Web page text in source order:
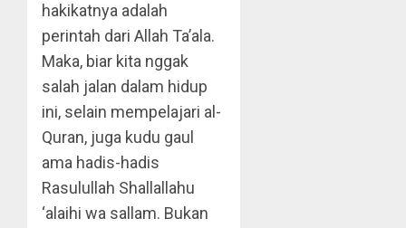
hakikatnya adalah
perintah dari Allah Ta’ala.
Maka, biar kita nggak
salah jalan dalam hidup
ini, selain mempelajari al-
Quran, juga kudu gaul
ama hadis-hadis
Rasulullah Shallallahu
‘alaihi wa sallam. Bukan